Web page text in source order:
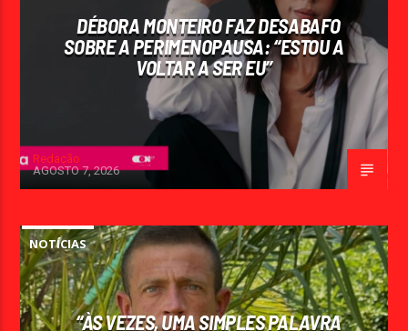
DÉBORA MONTEIRO FAZ DESABAFO
SOBRE A PERIMENOPAUSA: “ESTOU A
VOLTAR A SER EU”
Redação
AGOSTO 7, 2026
NOTÍCIAS
“ÀS VEZES, UMA SIMPLES PALAVRA